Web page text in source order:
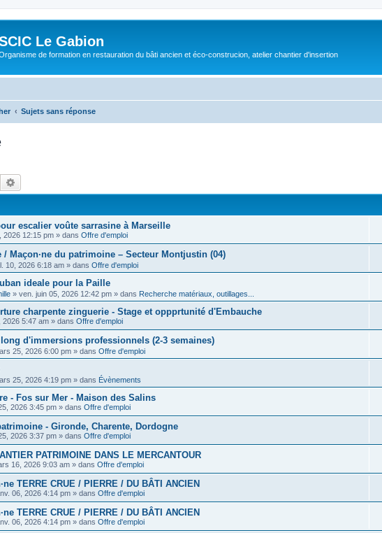
Le Gabion
de formation en restauration du bâti ancien et éco-construcion, atelier chantier d'insertion
Sujets sans réponse
Rechercher
escalier voûte sarrasine à Marseille
2026 12:15 pm » dans Offre d'emploi
/ Maçon·ne du patrimoine – Secteur Montjustin (04)
10, 2026 6:18 am » dans Offre d'emploi
ideale pour la Paille
» ven. juin 05, 2026 12:42 pm » dans Recherche matériaux, outillages...
charpente zinguerie - Stage et oppprtunité d'Embauche
2026 5:47 am » dans Offre d'emploi
d'immersions professionnels (2-3 semaines)
25, 2026 6:00 pm » dans Offre d'emploi
25, 2026 4:19 pm » dans Évènements
- Fos sur Mer - Maison des Salins
2026 3:45 pm » dans Offre d'emploi
- Gironde, Charente, Dordogne
2026 3:37 pm » dans Offre d'emploi
PATRIMOINE DANS LE MERCANTOUR
16, 2026 9:03 am » dans Offre d'emploi
TERRE CRUE / PIERRE / DU BÂTI ANCIEN
06, 2026 4:14 pm » dans Offre d'emploi
TERRE CRUE / PIERRE / DU BÂTI ANCIEN
06, 2026 4:14 pm » dans Offre d'emploi